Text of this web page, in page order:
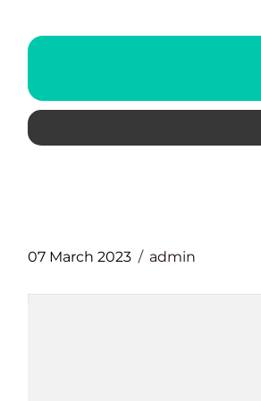
07 March 2023 admin